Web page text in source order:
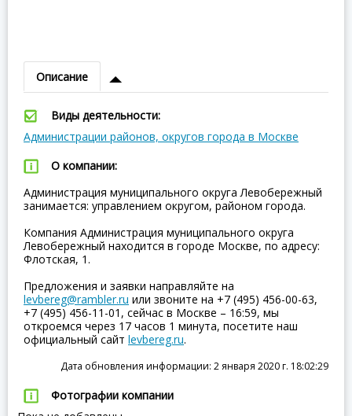
Описание
Виды деятельности:
Администрации районов, округов города в Москве
О компании:
Администрация муниципального округа Левобережный
занимается: управлением округом, районом города.
Компания Администрация муниципального округа
Левобережный находится в городе Москве, по адресу:
Флотская, 1.
Предложения и заявки направляйте на
levbereg@rambler.ru или звоните на +7 (495) 456-00-63,
+7 (495) 456-11-01, сейчас в Москве – 16:59, мы
откроемся через 17 часов 1 минута, посетите наш
официальный сайт levbereg.ru.
Дата обновления информации: 2 января 2020 г. 18:02:29
Фотографии компании